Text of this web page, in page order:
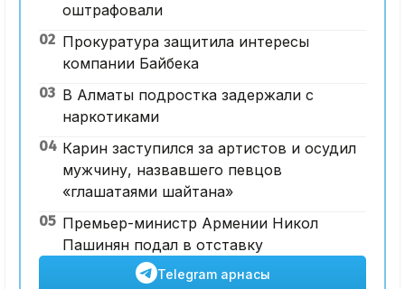
оштрафовали
02 Прокуратура защитила интересы
компании Байбека
03 В Алматы подростка задержали с
наркотиками
04 Карин заступился за артистов и осудил
мужчину, назвавшего певцов
«глашатаями шайтана»
05 Премьер-министр Армении Никол
Пашинян подал в отставку
Telegram арнасы